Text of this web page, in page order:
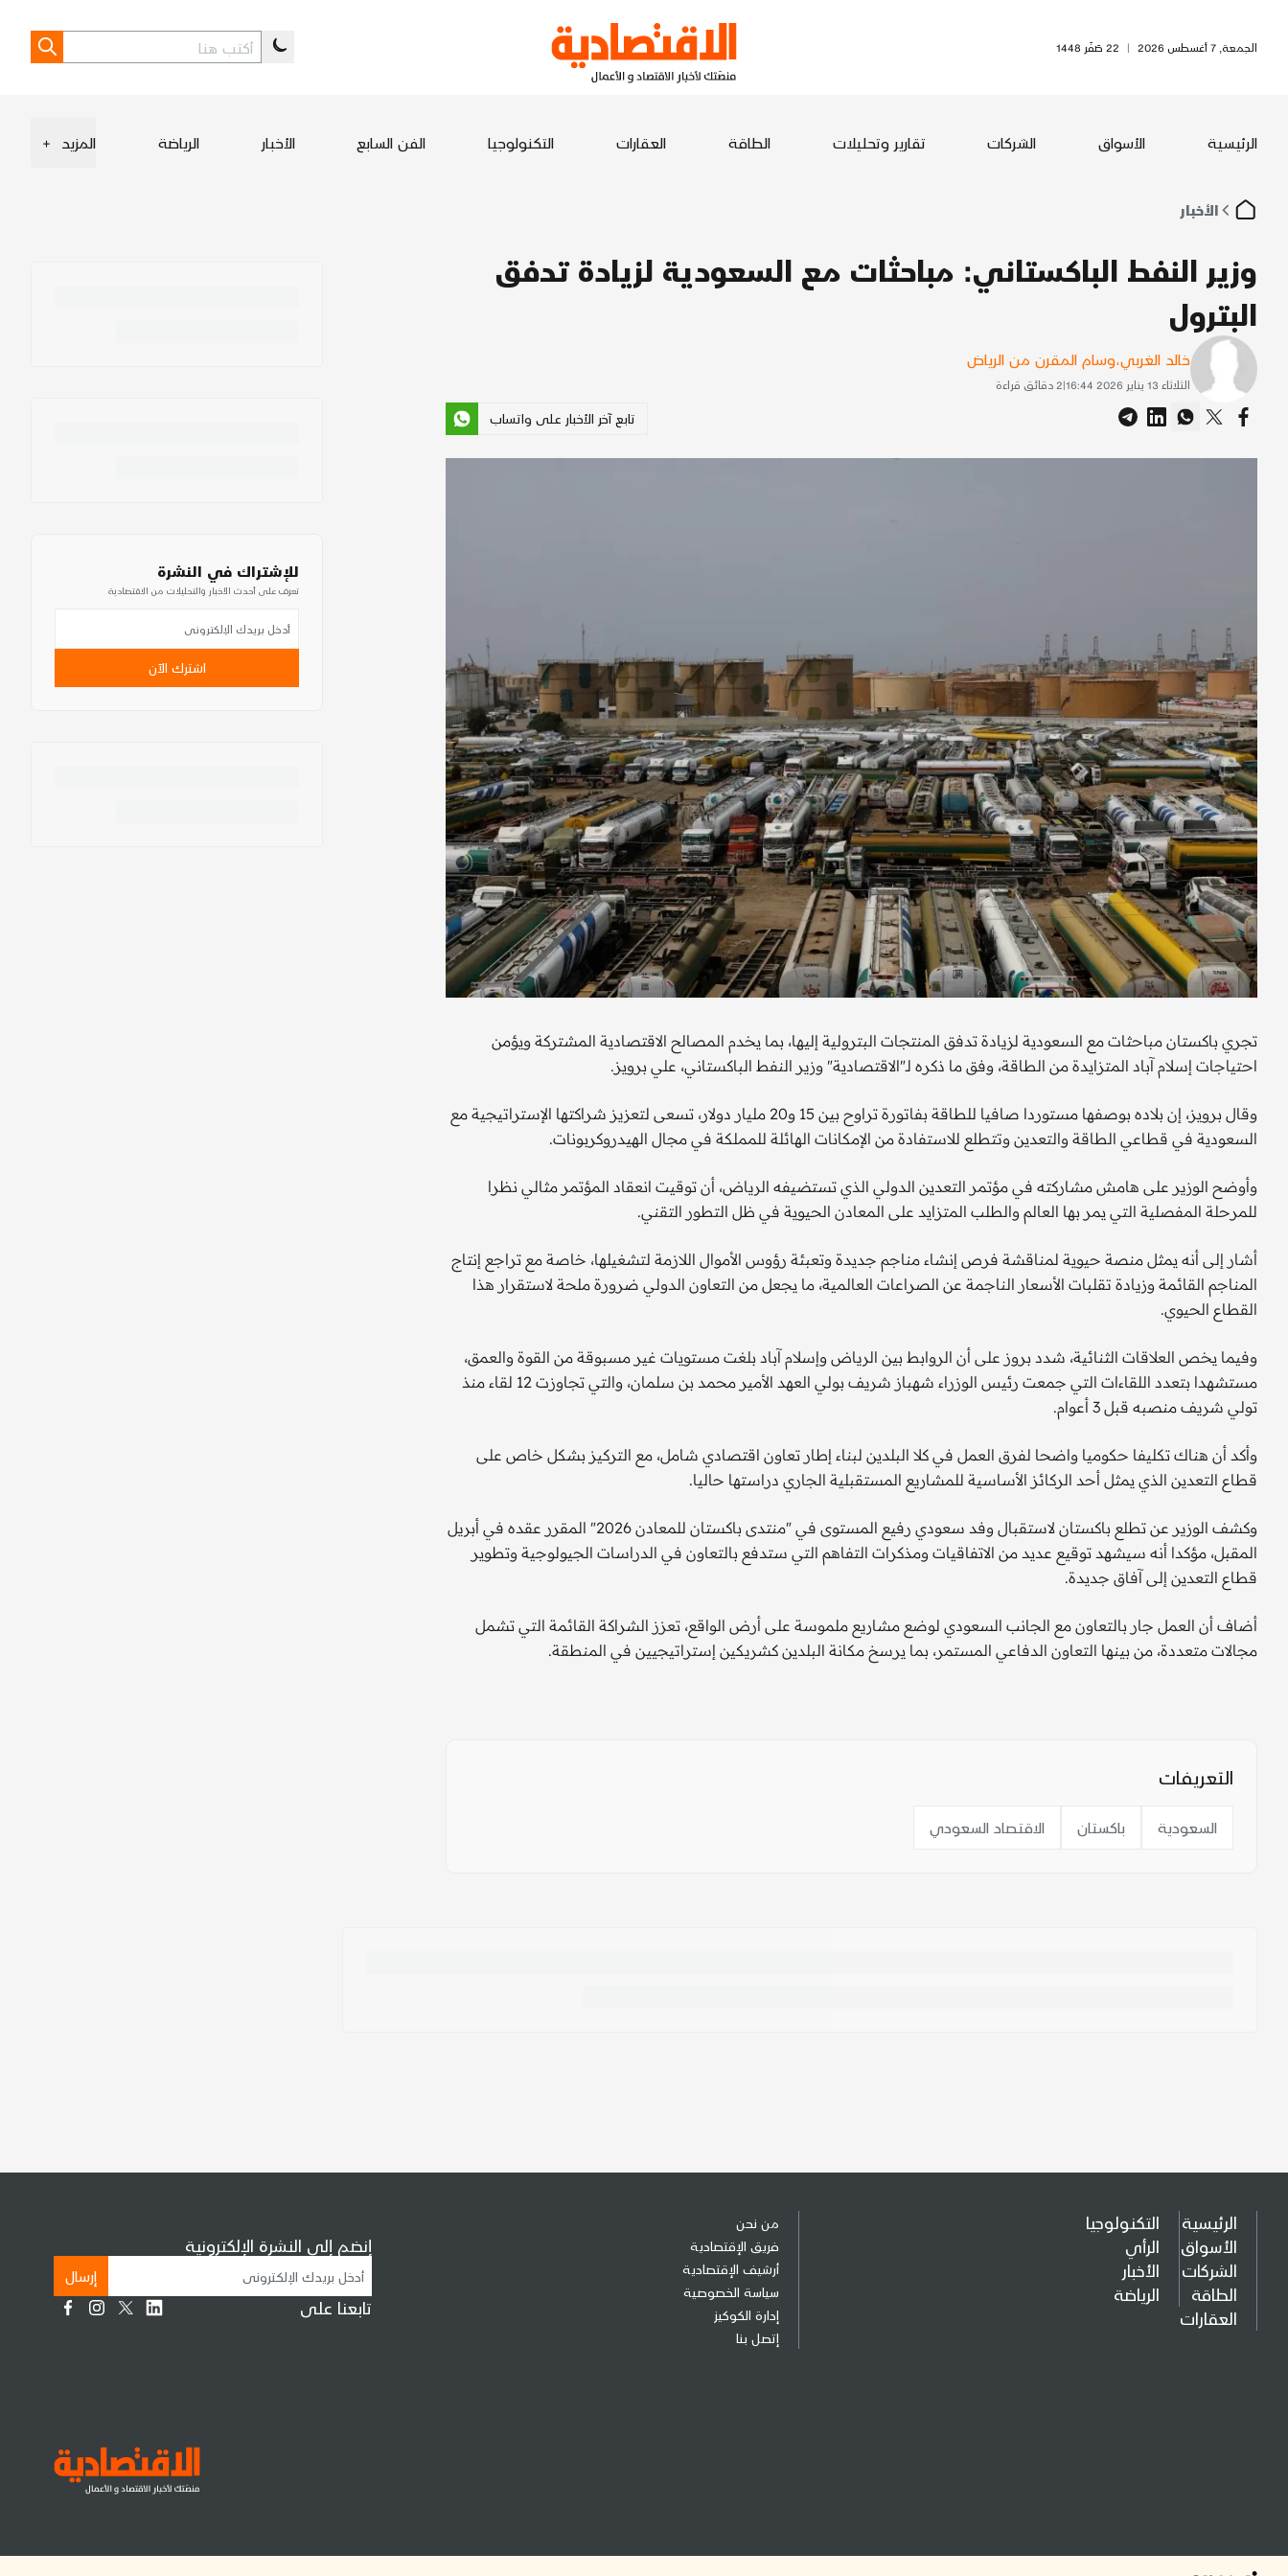
الجمعة, 7 أغسطس 2026 | 22 صَفَر 1448
الرئيسية الأسواق الشركات تقارير وتحليلات الطاقة العقارات التكنولوجيا الفن السابع الأخبار الرياضة المزيد +
الأخبار
وزير النفط الباكستاني: مباحثات مع السعودية لزيادة تدفق
البترول
خالد الغربي،وسام المقرن من الرياض
الثلاثاء 13 يناير 2026 16:44 |
2 دقائق قراءة
تابع آخر الأخبار على واتساب
تجري باكستان مباحثات مع السعودية لزيادة تدفق المنتجات البترولية إليها، بما يخدم المصالح الاقتصادية المشتركة ويؤمن
احتياجات إسلام آباد المتزايدة من الطاقة، وفق ما ذكره لـ"الاقتصادية" وزير النفط الباكستاني، علي برويز.
وقال برويز، إن بلاده بوصفها مستوردا صافيا للطاقة بفاتورة تراوح بين 15 و20 مليار دولار، تسعى لتعزيز شراكتها الإستراتيجية مع
السعودية في قطاعي الطاقة والتعدين وتتطلع للاستفادة من الإمكانات الهائلة للمملكة في مجال الهيدروكربونات.
وأوضح الوزير على هامش مشاركته في مؤتمر التعدين الدولي الذي تستضيفه الرياض، أن توقيت انعقاد المؤتمر مثالي نظرا
للمرحلة المفصلية التي يمر بها العالم والطلب المتزايد على المعادن الحيوية في ظل التطور التقني.
أشار إلى أنه يمثل منصة حيوية لمناقشة فرص إنشاء مناجم جديدة وتعبئة رؤوس الأموال اللازمة لتشغيلها، خاصة مع تراجع إنتاج
المناجم القائمة وزيادة تقلبات الأسعار الناجمة عن الصراعات العالمية، ما يجعل من التعاون الدولي ضرورة ملحة لاستقرار هذا
القطاع الحيوي.
وفيما يخص العلاقات الثنائية، شدد بروز على أن الروابط بين الرياض وإسلام آباد بلغت مستويات غير مسبوقة من القوة والعمق،
مستشهدا بتعدد اللقاءات التي جمعت رئيس الوزراء شهباز شريف بولي العهد الأمير محمد بن سلمان، والتي تجاوزت 12 لقاء منذ
تولي شريف منصبه قبل 3 أعوام.
وأكد أن هناك تكليفا حكوميا واضحا لفرق العمل في كلا البلدين لبناء إطار تعاون اقتصادي شامل، مع التركيز بشكل خاص على
قطاع التعدين الذي يمثل أحد الركائز الأساسية للمشاريع المستقبلية الجاري دراستها حاليا.
وكشف الوزير عن تطلع باكستان لاستقبال وفد سعودي رفيع المستوى في "منتدى باكستان للمعادن 2026" المقرر عقده في أبريل
المقبل، مؤكدا أنه سيشهد توقيع عديد من الاتفاقيات ومذكرات التفاهم التي ستدفع بالتعاون في الدراسات الجيولوجية وتطوير
قطاع التعدين إلى آفاق جديدة.
أضاف أن العمل جار بالتعاون مع الجانب السعودي لوضع مشاريع ملموسة على أرض الواقع، تعزز الشراكة القائمة التي تشمل
مجالات متعددة، من بينها التعاون الدفاعي المستمر، بما يرسخ مكانة البلدين كشريكين إستراتيجيين في المنطقة.
التعريفات
السعودية باكستان الاقتصاد السعودي
للإشتراك في النشرة
تعرف على أحدث الأخبار والتحليلات من الاقتصادية
اشترك الآن
الرئيسية
الأسواق
الشركات
الطاقة
العقارات
التكنولوجيا
الرأي
الأخبار
الرياضة
من نحن
فريق الإقتصادية
أرشيف الإقتصادية
سياسة الخصوصية
إدارة الكوكيز
إتصل بنا
إنضم إلى النشرة الإلكترونية
إرسال
تابعنا على